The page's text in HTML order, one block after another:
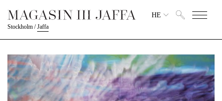
Stockholm /Jaffa
HE